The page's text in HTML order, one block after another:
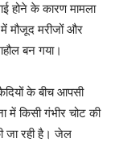
होने के कारण मामला
में मौजूद मरीजों और
बन गया।
के बीच आपसी
में किसी गंभीर चोट की
जा रही है। जेल